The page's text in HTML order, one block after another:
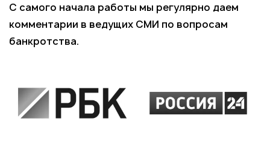
С самого начала работы мы регулярно даем
комментарии в ведущих СМИ по вопросам
банкротства.